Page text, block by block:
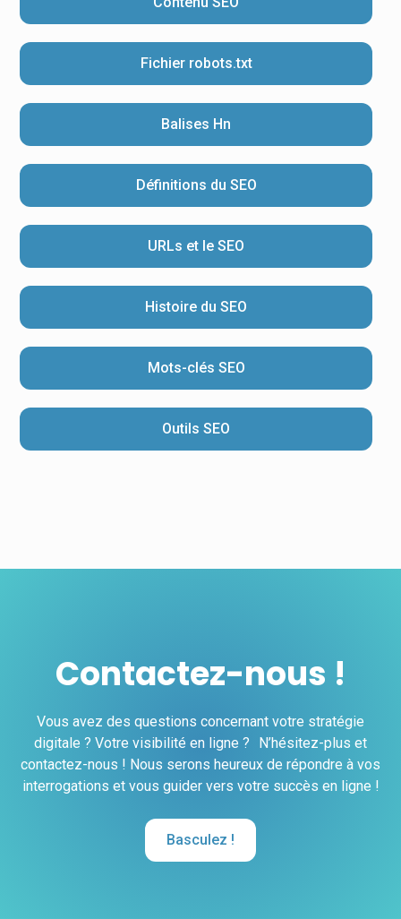
Fichier robots.txt
Balises Hn
Définitions du SEO
URLs et le SEO
Histoire du SEO
Mots-clés SEO
Outils SEO
Contactez-nous !
Vous avez des questions concernant votre stratégie
digitale ? Votre visibilité en ligne ? N’hésitez-plus et
contactez-nous ! Nous serons heureux de répondre à vos
interrogations et vous guider vers votre succès en ligne !
Basculez !